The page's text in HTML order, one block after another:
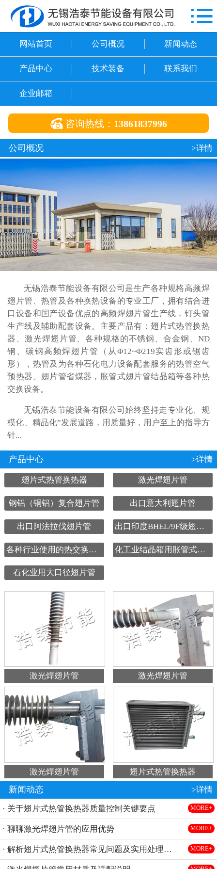
网站首页
联系我们
企业邮箱

网站首页 公司概况 新闻动态
产品中心 技术装备 联系我们
企业邮箱
 咨询热线： 13861837996
公司概况 >详情
无锡浩泰节能设备有限公司是生产各种规格高频焊
翅片管、热管及各种换热设备的专业工厂，拥有结合进
口设备和国产设备优点的高频焊翅片管生产线，钉头管
生产线及辅助配套设备。主要产品有：翅片式热管换热
器、激光焊翅片管、各种规格的不锈钢、合金钢、ND
钢、碳钢高频焊翅片管（从Φ12~Φ219实齿形或锯齿
形），热管及为各种石化电力设备配套服务的热管空气
预热器、翅片管省煤器，胀管式翅片管结晶箱等各种热
交换设备。
无锡浩泰节能设备有限公司始终坚持走专业化、规
模化、精品化”发展道路，用质量好，用户至上的指导方
针...
产品中心 >详情
翅片式热管换热器 激光焊翅片管
钢铝（铜铝）复合翅片管 出口意大利翅片管
出口阿法拉伐翅片管 出口印度BHEL/9F级翅片管
各种行业使用的热交换设备 化工业结晶箱用胀管式翅片管
石化业用大口径翅片管
激光焊翅片管 激光焊翅片管
激光焊翅片管 翅片式热管换热器
新闻动态 >详情
· 关于翅片式热管换热器质量控制关键要点 MORE+
· 聊聊激光焊翅片管的应用优势 MORE+
· 解析翅片式热管换热器常见问题及实用处理方法 MORE+